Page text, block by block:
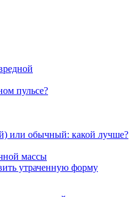
пульсе?
или обычный: какой лучше?
массы
утраченную форму